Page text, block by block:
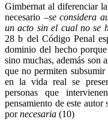
Gimbernat al diferenciar
necesario –se considera
un acto sin el cual no se
28 b del Código Penal
dominio del hecho
sino muchas, además son
que no permiten
en la vida real se
personas que
pensamiento de este
pornecesaria (10)